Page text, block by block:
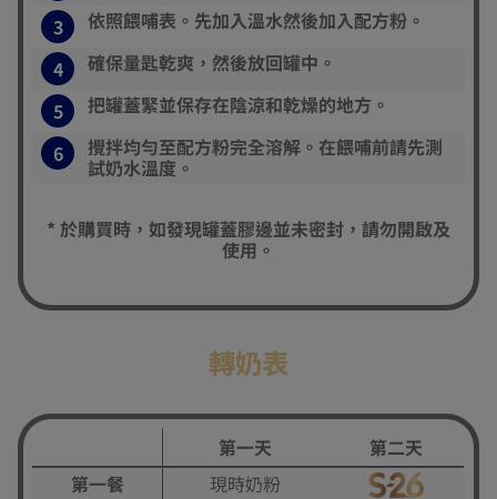
3
依照餵哺表。先加入溫水然後加入配方粉。
4
確保量匙乾爽，然後放回罐中。
5
把罐蓋緊並保存在陰涼和乾燥的地方。
6
攪拌均勻至配方粉完全溶解。在餵哺前請先測
試奶水溫度。
* 於購買時，如發現罐蓋膠邊並未密封，請勿開啟及
使用。
轉奶表
第一天
第二天
第一餐
現時奶粉